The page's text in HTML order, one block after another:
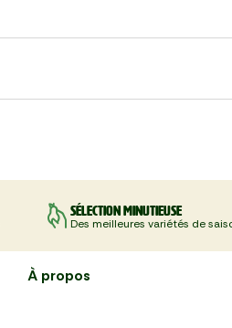
Sélection minutieuse
Des meilleures variétés de
À propos